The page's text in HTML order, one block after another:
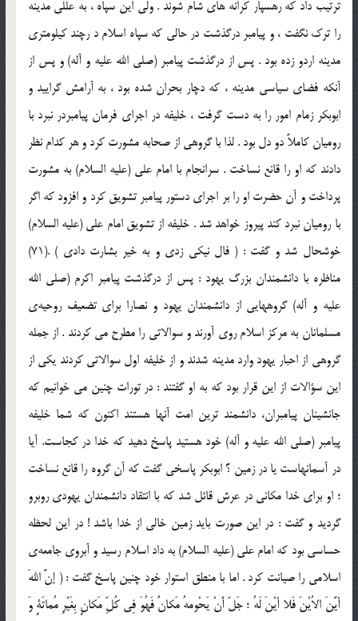
ترتيب داد كه رهسپار كرانه هاي شام شوند . ولي اين سپاه ، به عللي مدينه
را ترك نگفت ، و پيامبر درگذشت در حالي كه سپاه اسلام د رچند كيلومتري
مدينه اردو زده بود . پس از درگذشت پيامبر (صلی الله علیه و آله) و پس از
آنكه فضاي سياسي مدينه ، كه دچار بحران شده بود ، به آرامش گراييد و
ابوبكر زمام امور را به دست گرفت ، خليفه در اجراي فرمان پيامبردر نبرد با
روميان كاملاً دو دل بود . لذا با گروهي از صحابه مشورت كرد و هر كدام نظر
دادند كه او را قانع نساخت . سرانجام با امام علي (علیه السلام) به مشورت
پرداخت و آن حضرت او را بر اجراي دستور پيامبر تشويق كرد و افزود كه اگر
با روميان نبرد كند پيروز خواهد شد . خليفه از تشويق امام علي (علیه السلام)
خوشحال شد و گفت : ( فال نيكي زدي و به خير بشارت دادي ) .(71)
مناظره با دانشمندان بزرگ يهود : پس از درگذشت پيامبر اكرم (صلی الله
علیه و آله) گروههايي از دانشمندان يهود و نصارا براي تضعيف روحيه‌ي
مسلمانان به مركز اسلام روي آورند و سوالاتي را مطرح مي كردند . از جمله
گروهي از احبار يهود وارد مدينه شدند و از خليفه اول سوالاتي كردند يكي از
اين سؤالات از اين قرار بود كه به او گفتند : در تورات چنين مي خوانيم كه
جانشينان پيامبران، دانشمند ترين امت آنها هستند اكنون كه شما خليفه
پيامبر (صلی الله علیه و آله) خود هستيد پاسخ دهيد كه خدا در كجاست. آيا
در آسمانهاست يا در زمين ؟ ابوبكر پاسخي گفت كه آن گروه را قانع نساخت
؛ او براي خدا مكاني در عرش قائل شد كه با انتقاد دانشمندان يهودي روبرو
گرديد و گفت : در اين صورت بايد زمين خالي از خدا باشد ! در اين لحظه
حساسي بود كه امام علي (علیه السلام) به داد اسلام رسيد و آبروي جامعه‌ي
اسلامي را صيانت كرد . اما با منطق استوار خود چنين پاسخ گفت : ( إنَّ اللهَ
أيَّنَ الاُيْنَ فَلا أيْنَ لَهُ ؛ جَلّ أَنْ يَحْومهُ مَكانٌ فَهُوَ فِي كُلِّ مَكانٍ بِغَيْرِ مُماتَةٍ وَ